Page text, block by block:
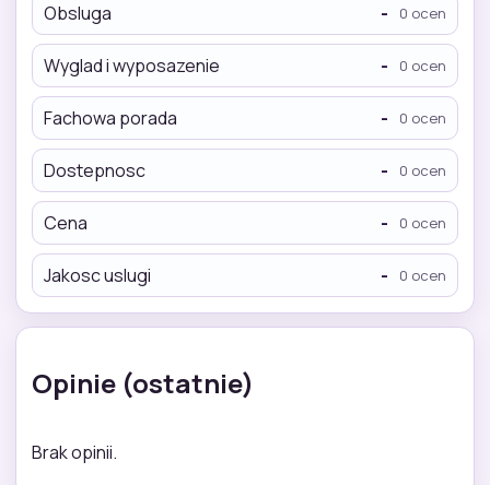
Obsluga - 0 ocen
Wyglad i wyposazenie - 0 ocen
Fachowa porada - 0 ocen
Dostepnosc - 0 ocen
Cena - 0 ocen
Jakosc uslugi - 0 ocen
Opinie (ostatnie)
Brak opinii.